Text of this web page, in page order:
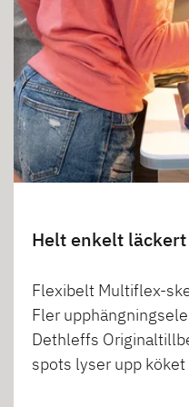
Helt enkelt läckert
Flexibelt Multiflex-
Fler
Dethleffs
spots lyser upp